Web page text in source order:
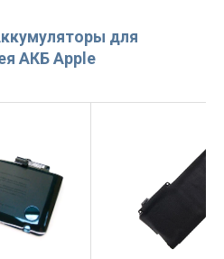
для
АКБ Apple